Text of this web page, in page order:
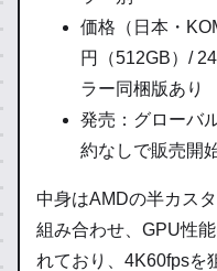
価格（日本・
円（512GB）/
ラー同梱版あり
発売：グローバ
約なしで販売開
中身はAMDの半カス
組み合わせ、GPU性
れており、4K60fpsを